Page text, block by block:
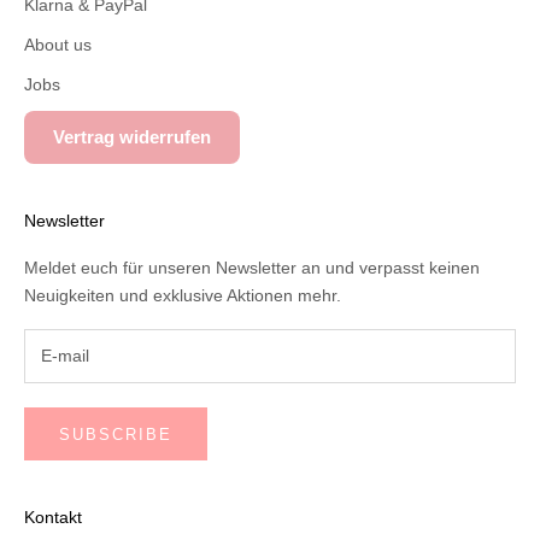
Klarna & PayPal
About us
Jobs
Vertrag widerrufen
Newsletter
Meldet euch für unseren Newsletter an und verpasst keinen
Neuigkeiten und exklusive Aktionen mehr.
SUBSCRIBE
Kontakt